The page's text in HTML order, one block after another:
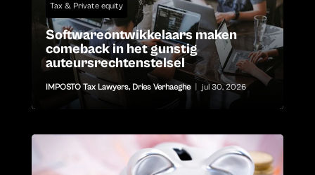
Tax & Private equity
Softwareontwikkelaars maken
comeback in het gunstig
auteursrechtenstelsel
IMPOSTO Tax Lawyers, Dries Verhaeghe jul 30, 2026